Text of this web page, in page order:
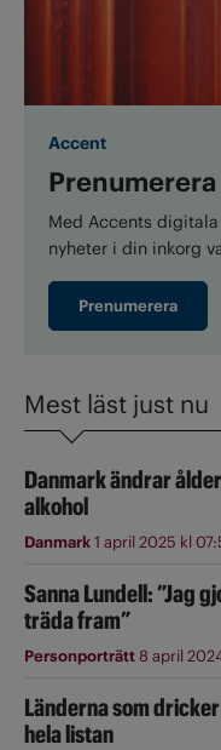
Accent
Med Accents
nyheter i din inkorg
Prenumerera
Mest läst just nu
Danmark ändrar
alkohol
Danmark1 april 2025 kl
Sanna Lundell: ”Jag
träda fram”
Personporträtt8 april
Länderna som
hela listan